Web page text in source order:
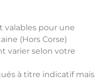
valables pour une
(Hors Corse)
varier selon votre
à titre indicatif mais